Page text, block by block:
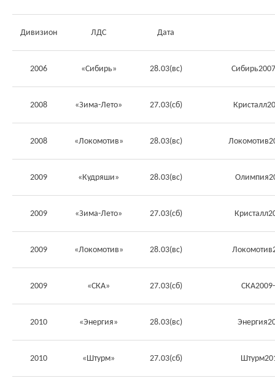
Дивизион ЛДС Дата
2006 «Сибирь» 28.03(вс)
2008 «Зима-Лето» 27.03(сб)
2008 «Локомотив» 28.03(вс)
2009 «Кудряши» 28.03(вс)
2009 «Зима-Лето» 27.03(сб)
2009 «Локомотив» 28.03(вс)
2009 «СКА» 27.03(сб)
2010 «Энергия» 28.03(вс)
2010 «Штурм» 27.03(сб)